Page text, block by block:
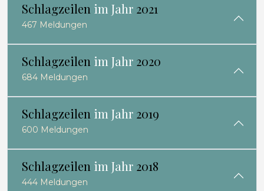
Schlagzeilen im Jahr 2021
467 Meldungen
Schlagzeilen im Jahr 2020
684 Meldungen
Schlagzeilen im Jahr 2019
600 Meldungen
Schlagzeilen im Jahr 2018
444 Meldungen